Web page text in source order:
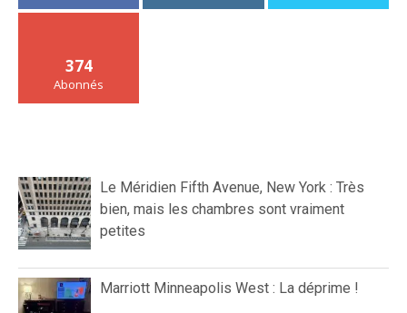
374
Abonnés
Le Méridien Fifth Avenue, New York : Très
bien, mais les chambres sont vraiment
petites
Marriott Minneapolis West : La déprime !